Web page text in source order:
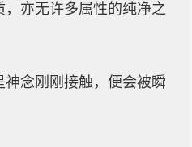
亦无许多属性的纯净之
神念刚刚接触，便会被瞬